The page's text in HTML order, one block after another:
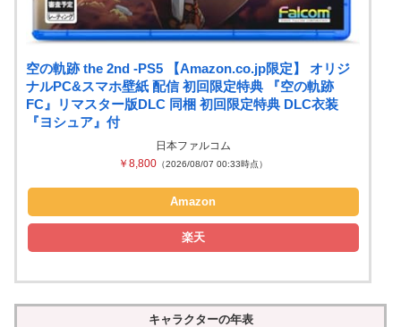
空の軌跡 the 2nd -PS5 【Amazon.co.jp限定】 オリジ
ナルPC&スマホ壁紙 配信 初回限定特典 『空の軌跡
FC』リマスター版DLC 同梱 初回限定特典 DLC衣装
『ヨシュア』付
日本ファルコム
￥8,800 （2026/08/07 00:33時点）
Amazon
楽天
キャラクターの年表